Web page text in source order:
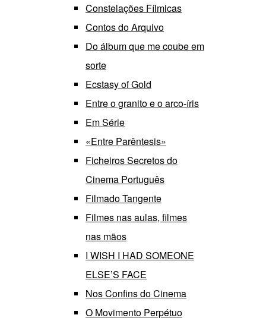
Constelações Fílmicas
Contos do Arquivo
Do álbum que me coube em
sorte
Ecstasy of Gold
Entre o granito e o arco-íris
Em Série
«Entre Parêntesis»
Ficheiros Secretos do
Cinema Português
Filmado Tangente
Filmes nas aulas, filmes
nas mãos
I WISH I HAD SOMEONE
ELSE’S FACE
Nos Confins do Cinema
O Movimento Perpétuo